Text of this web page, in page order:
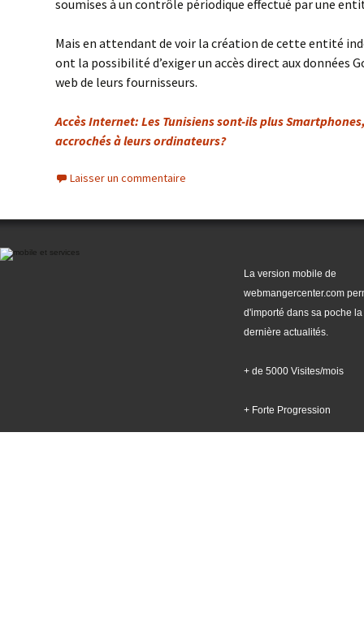
soumises à un contrôle périodique effectué par une
Mais en attendant de voir la création de cette entité
ont la possibilité d’exiger un accès direct aux données
web de leurs fournisseurs.
Accès Internet: Les Tunisiens sont-ils plus
accrochés à leurs ordinateurs?
Laisser un commentaire
La version mobile de
webmangercenter.com
d'importé dans sa poche la
dernière actualités.
+ de 5000 Visites/mois
+ Forte Progression